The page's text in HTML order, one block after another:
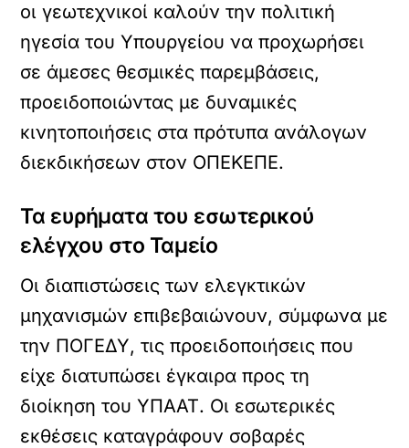
οι γεωτεχνικοί καλούν την πολιτική
ηγεσία του Υπουργείου να προχωρήσει
σε άμεσες θεσμικές παρεμβάσεις,
προειδοποιώντας με δυναμικές
κινητοποιήσεις στα πρότυπα ανάλογων
διεκδικήσεων στον ΟΠΕΚΕΠΕ.
Τα ευρήματα του εσωτερικού
ελέγχου στο Ταμείο
Οι διαπιστώσεις των ελεγκτικών
μηχανισμών επιβεβαιώνουν, σύμφωνα με
την ΠΟΓΕΔΥ, τις προειδοποιήσεις που
είχε διατυπώσει έγκαιρα προς τη
διοίκηση του ΥΠΑΑΤ. Οι εσωτερικές
εκθέσεις καταγράφουν σοβαρές